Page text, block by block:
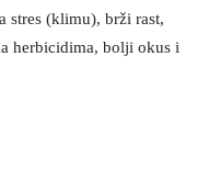
stres (klimu), brži rast,
herbicidima, bolji okus i